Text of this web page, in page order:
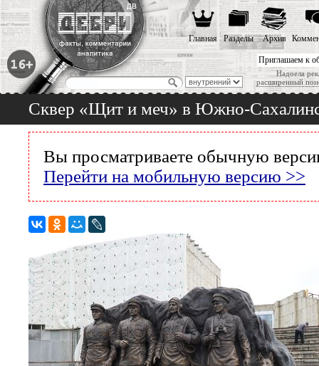
Приглашаем к
Надоела
расширенный
Главная Разделы Архив
Сквер «Щит и меч» в Южно-
Вы просматриваете обычную
Перейти на мобильную версию >>